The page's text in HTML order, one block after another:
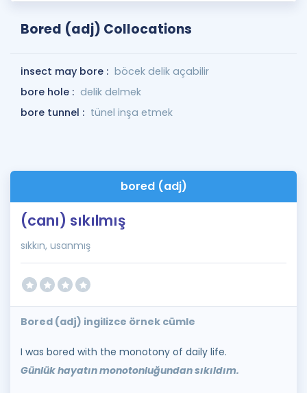
Bored (adj) Collocations
insect may bore : böcek delik açabilir
bore hole : delik delmek
bore tunnel : tünel inşa etmek
bored (adj)
(canı) sıkılmış
sıkkın, usanmış
Bored (adj) ingilizce örnek cümle
I was bored with the monotony of daily life.
Günlük hayatın monotonluğundan sıkıldım.